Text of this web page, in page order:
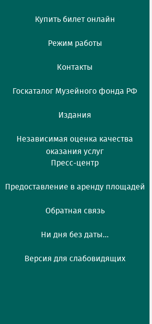
Купить билет онлайн
Режим работы
Контакты
Госкаталог Музейного фонда РФ
Издания
Независимая оценка качества
оказания услуг
Пресс-центр
Предоставление в аренду площадей
Обратная связь
Ни дня без даты...
Версия для слабовидящих